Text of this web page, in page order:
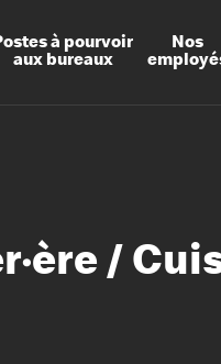
à pourvoir
aux bureaux
Nos
/